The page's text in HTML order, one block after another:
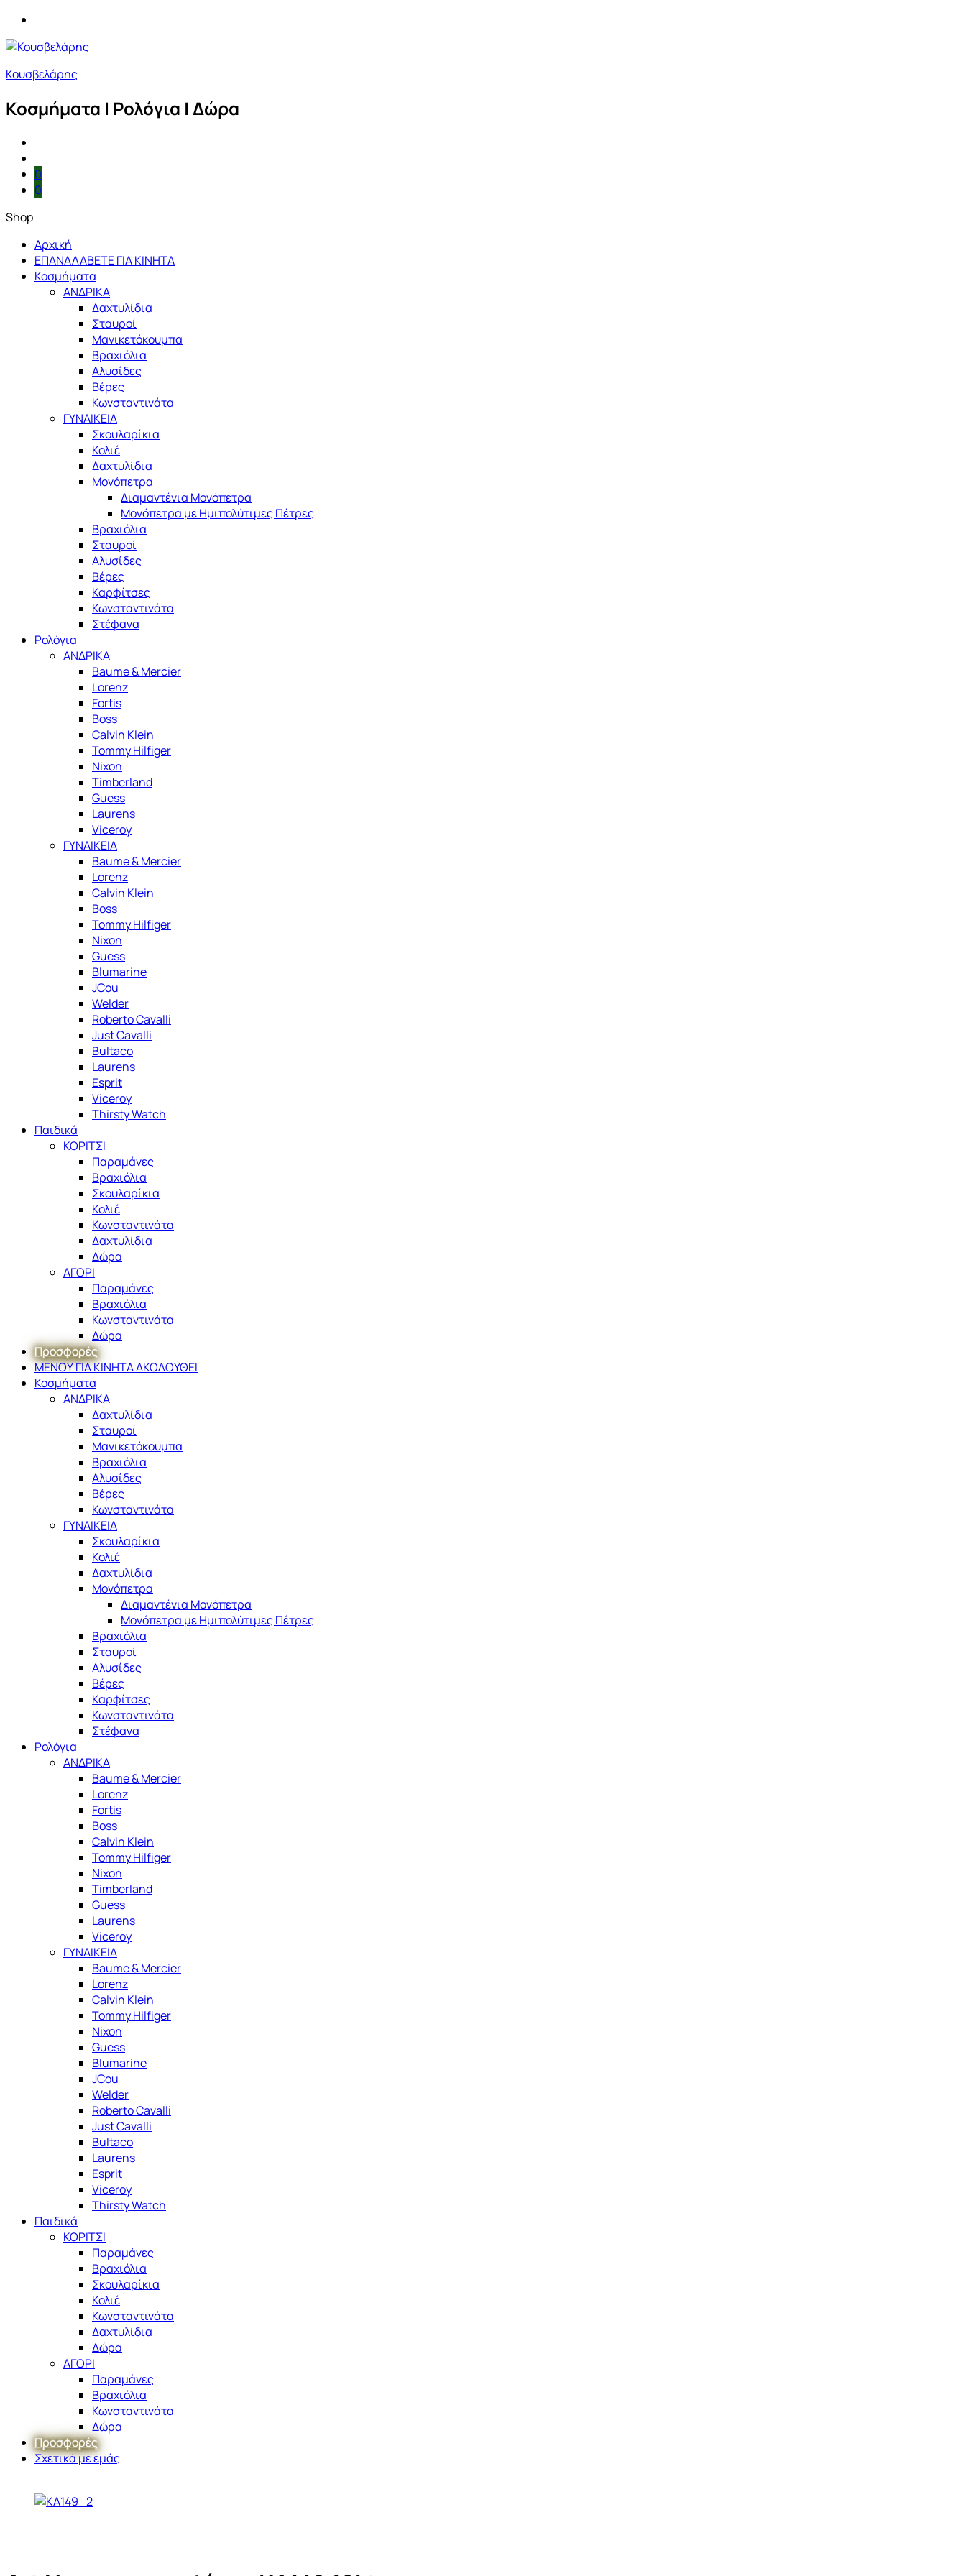
Κουσβελάρης
Κοσμήματα | Ρολόγια | Δώρα
0
0
Shop
Αρχική
ΕΠΑΝΑΛΑΒΕΤΕ ΓΙΑ ΚΙΝΗΤΑ
Κοσμήματα
ΑΝΔΡΙΚΑ
Δαχτυλίδια
Σταυροί
Μανικετόκουμπα
Βραχιόλια
Αλυσίδες
Βέρες
Κωνσταντινάτα
ΓΥΝΑΙΚΕΙΑ
Σκουλαρίκια
Κολιέ
Δαχτυλίδια
Μονόπετρα
Διαμαντένια Μονόπετρα
Μονόπετρα με Ημιπολύτιμες Πέτρες
Βραχιόλια
Σταυροί
Αλυσίδες
Βέρες
Καρφίτσες
Κωνσταντινάτα
Στέφανα
Ρολόγια
ΑΝΔΡΙΚΑ
Baume & Mercier
Lorenz
Fortis
Boss
Calvin Klein
Tommy Hilfiger
Nixon
Timberland
Guess
Laurens
Viceroy
ΓΥΝΑΙΚΕΙΑ
Baume & Mercier
Lorenz
Calvin Klein
Boss
Tommy Hilfiger
Nixon
Guess
Blumarine
JCou
Welder
Roberto Cavalli
Just Cavalli
Bultaco
Laurens
Esprit
Viceroy
Thirsty Watch
Παιδικά
ΚΟΡΙΤΣΙ
Παραμάνες
Βραχιόλια
Σκουλαρίκια
Κολιέ
Κωνσταντινάτα
Δαχτυλίδια
Δώρα
ΑΓΟΡΙ
Παραμάνες
Βραχιόλια
Κωνσταντινάτα
Δώρα
Προσφορές
ΜΕΝΟΥ ΓΙΑ ΚΙΝΗΤΑ ΑΚΟΛΟΥΘΕΙ
Κοσμήματα
ΑΝΔΡΙΚΑ
Δαχτυλίδια
Σταυροί
Μανικετόκουμπα
Βραχιόλια
Αλυσίδες
Βέρες
Κωνσταντινάτα
ΓΥΝΑΙΚΕΙΑ
Σκουλαρίκια
Κολιέ
Δαχτυλίδια
Μονόπετρα
Διαμαντένια Μονόπετρα
Μονόπετρα με Ημιπολύτιμες Πέτρες
Βραχιόλια
Σταυροί
Αλυσίδες
Βέρες
Καρφίτσες
Κωνσταντινάτα
Στέφανα
Ρολόγια
ΑΝΔΡΙΚΑ
Baume & Mercier
Lorenz
Fortis
Boss
Calvin Klein
Tommy Hilfiger
Nixon
Timberland
Guess
Laurens
Viceroy
ΓΥΝΑΙΚΕΙΑ
Baume & Mercier
Lorenz
Calvin Klein
Tommy Hilfiger
Nixon
Guess
Blumarine
JCou
Welder
Roberto Cavalli
Just Cavalli
Bultaco
Laurens
Esprit
Viceroy
Thirsty Watch
Παιδικά
ΚΟΡΙΤΣΙ
Παραμάνες
Βραχιόλια
Σκουλαρίκια
Κολιέ
Κωνσταντινάτα
Δαχτυλίδια
Δώρα
ΑΓΟΡΙ
Παραμάνες
Βραχιόλια
Κωνσταντινάτα
Δώρα
Προσφορές
Σχετικά με εμάς